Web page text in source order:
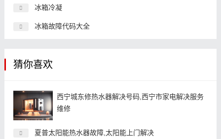
冰箱冷凝
冰箱故障代码大全
猜你喜欢
西宁城东修热水器解决号码,西宁市家电解决服务
维修
夏普太阳能热水器故障,太阳能上门解决